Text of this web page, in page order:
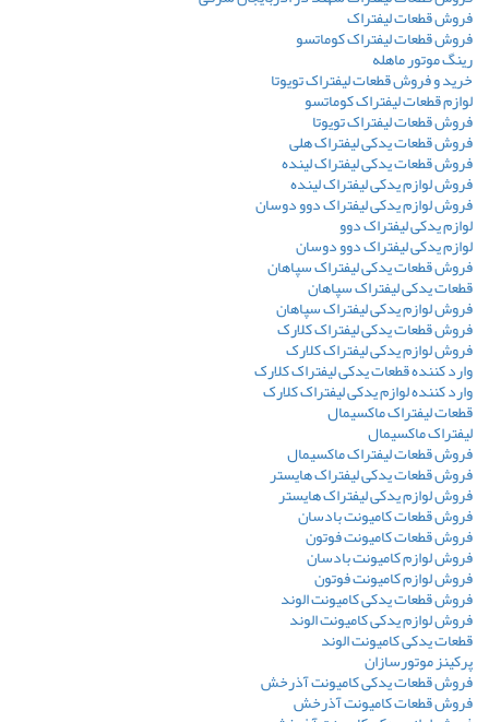
فروش قطعات لیفتراک
فروش قطعات لیفتراک کوماتسو
رینگ موتور ماهله
خرید و فروش قطعات لیفتراک تویوتا
لوازم قطعات لیفتراک کوماتسو
فروش قطعات لیفتراک تویوتا
فروش قطعات یدکی لیفتراک هلی
فروش قطعات یدکی لیفتراک لینده
فروش لوازم یدکی لیفتراک لینده
فروش لوازم یدکی لیفتراک دوو دوسان
لوازم یدکی لیفتراک دوو
لوازم یدکی لیفتراک دوو دوسان
فروش قطعات یدکی لیفتراک سپاهان
قطعات یدکی لیفتراک سپاهان
فروش لوازم یدکی لیفتراک سپاهان
فروش قطعات یدکی لیفتراک کلارک
فروش لوازم یدکی لیفتراک کلارک
وارد کننده قطعات یدکی لیفتراک کلارک
وارد کننده لوازم یدکی لیفتراک کلارک
قطعات لیفتراک ماکسیمال
لیفتراک ماکسیمال
فروش قطعات لیفتراک ماکسیمال
فروش قطعات یدکی لیفتراک هایستر
فروش لوازم یدکی لیفتراک هایستر
فروش قطعات کامیونت بادسان
فروش قطعات کامیونت فوتون
فروش لوازم کامیونت بادسان
فروش لوازم کامیونت فوتون
فروش قطعات یدکی کامیونت الوند
فروش لوازم یدکی کامیونت الوند
قطعات یدکی کامیونت الوند
پرکینز موتورسازان
فروش قطعات یدکی کامیونت آذرخش
فروش قطعات کامیونت آذرخش